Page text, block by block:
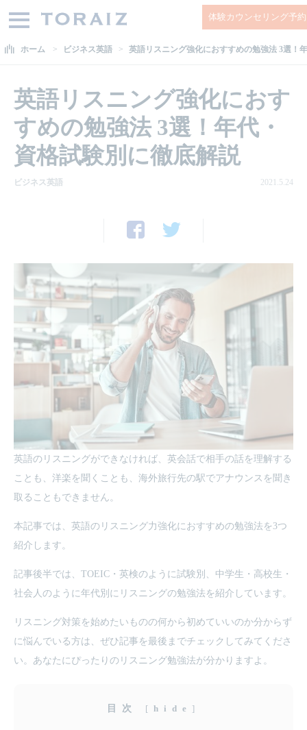
体験カウンセリング予約
ホーム ビジネス英語 英語リスニング強化におすすめの勉強法 3選！
英語リスニング強化におす
すめの勉強法 3選！年代・
資格試験別に徹底解説
ビジネス英語 2021.5.24
英語のリスニングができなければ、英会話で相手の話を理解する
ことも、洋楽を聞くことも、海外旅行先の駅でアナウンスを聞き
取ることもできません。
本記事では、英語のリスニング力強化におすすめの勉強法を3つ
紹介します。
記事後半では、TOEIC・英検のように試験別、中学生・高校生・
社会人のように年代別にリスニングの勉強法を紹介しています。
リスニング対策を始めたいものの何から初めていいのか分からず
に悩んでいる方は、ぜひ記事を最後までチェックしてみてくださ
い。あなたにぴったりのリスニング勉強法が分かりますよ。
目次 [ hide ]